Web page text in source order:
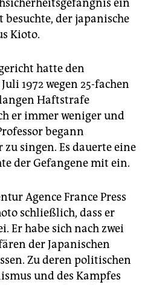
ein
der japanische
Kioto.
hatte den
1972 wegen 25-fachen
Haftstrafe
er immer weniger und
begann
singen. Es dauerte eine
der Gefangene mit ein.
Agence France Press
schließlich, dass er
Er habe sich nach zwei
der Japanischen
Zu deren politischen
und des Kampfes